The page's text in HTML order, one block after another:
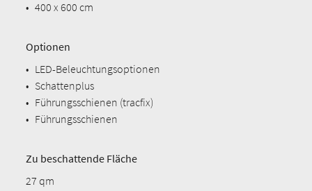
• 400 x 600 cm
Optionen
• LED-Beleuchtungsoptionen
• Schattenplus
• Führungsschienen (tracfix)
• Führungsschienen
Zu beschattende Fläche
27 qm